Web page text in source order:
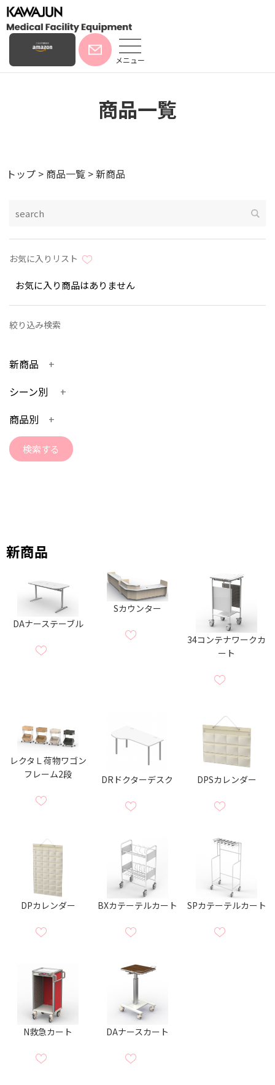
メニュー
商品一覧
トップ > 商品一覧 >新商品
お気に入りリスト
お気に入り商品はありません
絞り込み検索
新商品
シーン別
商品別
新商品
DAナーステーブル
Sカウンター
34コンテナワークカ
ート
レクタＬ荷物ワゴン
フレーム2段
DRドクターデスク DPSカレンダー
DPカレンダー BXカテーテルカート SPカテーテルカート
N救急カート DAナースカート